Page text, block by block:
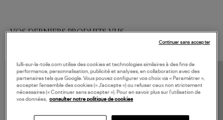
VOS DERNIERS PRODUITS VUS
lulli-sur-la-toile.com utilise des cookies et technologies similaires à des fins de
performance, personnalisation, publicité et analyses, en collaboration avec des
partenaires tels que Google. Vous pouvez configurer vos choix via « Paramétrer »,
accepter l’ensemble des cookies (« J’accepte ») ou refuser ceux non strictement
nécessaires (« Continuer sans accepter »). Pour en savoir plus sur l’utilisation de
vos données, consulter notre politique de cookies
Continuer sans accepter